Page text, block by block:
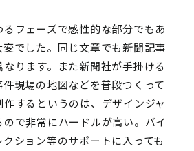
フェーズで感性的な部分でもあ
変でした。同じ文章でも新聞記事
ります。また新聞社が手掛ける
現場の地図などを普段つくって
するというのは、デザインジャ
で非常にハードルが高い。バイ
ション等のサポートに入っても